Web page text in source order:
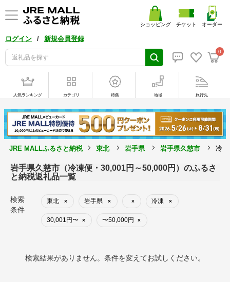
ログイン / 新規会員登録
0
ショッピング チケット オーダー
人気ランキング カテゴリ 特集 地域 旅行先
JRE MALLふるさと納税 東北 岩手県 岩手県久慈市 冷
岩手県久慈市（冷凍便・30,001円～50,000円）のふるさ
と納税返礼品一覧
検索
条件
東北 × 岩手県 × × 冷凍 ×
30,001円〜 × 〜50,000円 ×
検索結果がありません。条件を変えてお試しください。